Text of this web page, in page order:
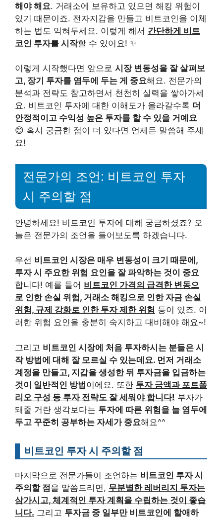
해야 해요. 거래소에 보유하고 있으면 해킹 위험이
있기 때문이죠. 전자지갑을 만들고 비트코인을 이체
하는 법도 익혀두세요. 이렇게 해서 간단하게 비트
코인 투자를 시작할 수 있어요! ✨
이렇게 시작했다면 앞으로 시장 변동성을 잘 살펴보
고, 장기 투자를 염두에 두는 게 중요해요. 전문가의
분석과 전략도 참고하면서 천천히 실력을 쌓아가세
요. 비트코인 투자에 대한 이해도가 올라갈수록 더
안정적이고 수익성 높은 투자를 할 수 있을 거예요
😊 혹시 궁금한 점이 더 있다면 언제든 말씀해 주세
요!
전문가의 조언: 비트코인 투자
시 주의할 점
안녕하세요! 비트코인 투자에 대해 궁금하셨죠? 오
늘은 전문가의 조언을 들어보도록 하겠습니다.
우선 비트코인 시장은 매우 변동성이 크기 때문에,
투자 시 주요한 위험 요인을 잘 파악하는 것이 중요
합니다! 예를 들어 비트코인 가격의 급격한 변동으
로 인한 손실 위험, 거래소 해킹으로 인한 자금 손실
위험, 규제 강화로 인한 투자 제한 위험 등이 있죠. 이
러한 위험 요인을 충분히 숙지하고 대비해야 해요~!
그리고 비트코인 시장에 처음 투자하시는 분들은 시
작 방법에 대해 잘 모르실 수 있는데요. 먼저 거래소
계정을 만들고, 지갑을 생성한 뒤 투자금을 입금하는
것이 일반적인 방법이에요. 또한 투자 금액과 포트폴
리오 구성 등 투자 전략도 잘 세워야 합니다! 부자가
돼줄 거란 생각보다는 투자에 따른 위험을 늘 염두에
두고 꾸준히 공부하는 자세가 중요해요^^
비트코인 투자 시 주의할 점
마지막으로 전문가들이 조언하는 비트코인 투자 시
주의할 점을 말씀드리면, 무분별한 레버리지 투자는
삼가시고, 체계적인 투자 계획을 수립하는 것이 좋습
니다. 그리고 투자금 중 일부만 비트코인에 할애하